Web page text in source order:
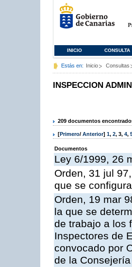
INICIO CONSULTA
Estás en: Inicio Consultas
INSPECCION
209 documentos
[Primero/ Anterior] 1, 2, 3, 4,
Documentos
Ley 6/1999, 26
Orden, 31 jul
que se
Orden, 19 mar
la que se
de trabajo a los
Inspectores de
convocado por
de la